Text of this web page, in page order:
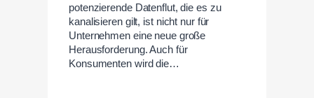
potenzierende Datenflut, die es zu
kanalisieren gilt, ist nicht nur für
Unternehmen eine neue große
Herausforderung. Auch für
Konsumenten wird die…